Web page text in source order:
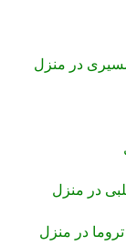
در منزل
در منزل
در منزل